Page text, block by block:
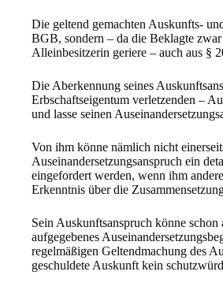
Die geltend gemachten Auskunfts-
BGB, sondern – da die Beklagte
Alleinbesitzerin geriere – auch aus §
Die Aberkennung seines
Erbschaftseigentum verletzenden –
und lasse seinen
Von ihm könne nämlich nicht
Auseinandersetzungsanspruch ein
eingefordert werden, wenn ihm
Erkenntnis über die
Sein Auskunftsanspruch könne
aufgegebenes
regelmäßigen Geltendmachung des
geschuldete Auskunft kein